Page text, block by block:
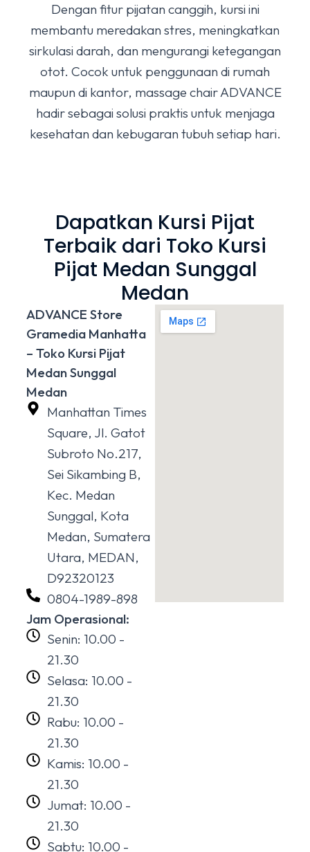
Dengan fitur pijatan canggih, kursi ini
membantu meredakan stres, meningkatkan
sirkulasi darah, dan mengurangi ketegangan
otot. Cocok untuk penggunaan di rumah
maupun di kantor, massage chair ADVANCE
hadir sebagai solusi praktis untuk menjaga
kesehatan dan kebugaran tubuh setiap hari.
Dapatkan Kursi Pijat
Terbaik dari Toko Kursi
Pijat Medan Sunggal
Medan
ADVANCE Store
Gramedia Manhatta
– Toko Kursi Pijat
Medan Sunggal
Medan
Manhattan Times
Square, Jl. Gatot
Subroto No.217,
Sei Sikambing B,
Kec. Medan
Sunggal, Kota
Medan, Sumatera
Utara, MEDAN,
D92320123
0804-1989-898
Jam Operasional:
Senin: 10.00 -
21.30
Selasa: 10.00 -
21.30
Rabu: 10.00 -
21.30
Kamis: 10.00 -
21.30
Jumat: 10.00 -
21.30
Sabtu: 10.00 -